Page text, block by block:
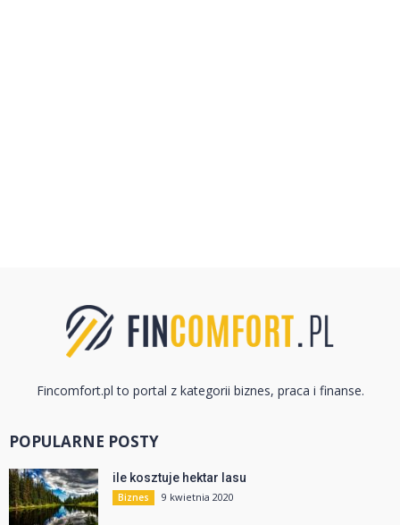
Fincomfort.pl to portal z kategorii biznes, praca i finanse.
POPULARNE POSTY
ile kosztuje hektar lasu
Biznes 9 kwietnia 2020